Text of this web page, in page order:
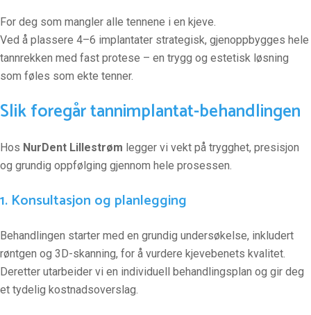
For deg som mangler alle tennene i en kjeve.
Ved å plassere 4–6 implantater strategisk, gjenoppbygges hele
tannrekken med fast protese – en trygg og estetisk løsning
som føles som ekte tenner.
Slik foregår tannimplantat-behandlingen
Hos NurDent Lillestrøm legger vi vekt på trygghet, presisjon
og grundig oppfølging gjennom hele prosessen.
1. Konsultasjon og planlegging
Behandlingen starter med en grundig undersøkelse, inkludert
røntgen og 3D-skanning, for å vurdere kjevebenets kvalitet.
Deretter utarbeider vi en individuell behandlingsplan og gir deg
et tydelig kostnadsoverslag.